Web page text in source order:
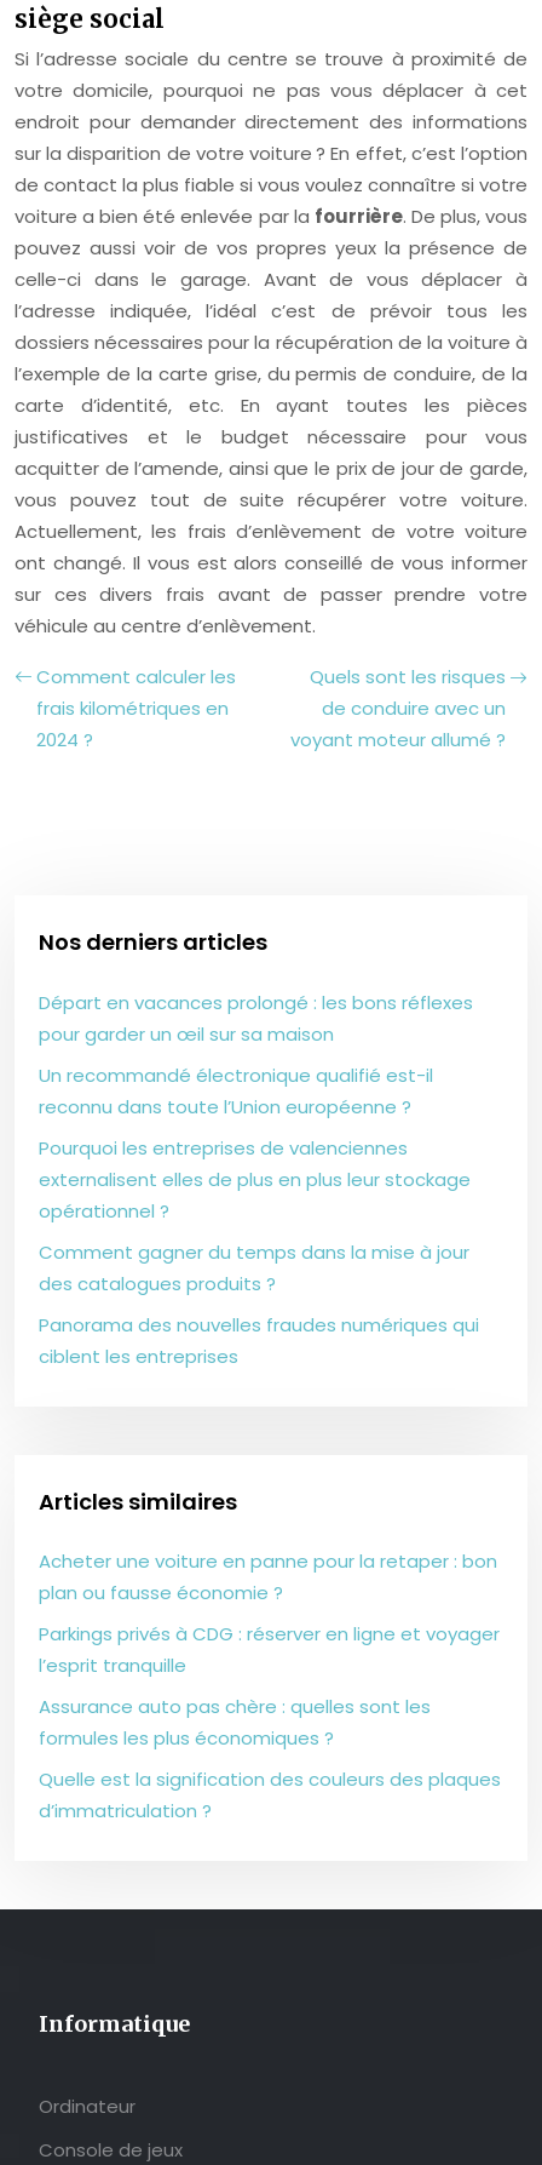
siège social
Si l’adresse sociale du centre se trouve à proximité de
votre domicile, pourquoi ne pas vous déplacer à cet
endroit pour demander directement des informations
sur la disparition de votre voiture ? En effet, c’est l’option
de contact la plus fiable si vous voulez connaître si votre
voiture a bien été enlevée par la fourrière. De plus, vous
pouvez aussi voir de vos propres yeux la présence de
celle-ci dans le garage. Avant de vous déplacer à
l’adresse indiquée, l’idéal c’est de prévoir tous les
dossiers nécessaires pour la récupération de la voiture à
l’exemple de la carte grise, du permis de conduire, de la
carte d’identité, etc. En ayant toutes les pièces
justificatives et le budget nécessaire pour vous
acquitter de l’amende, ainsi que le prix de jour de garde,
vous pouvez tout de suite récupérer votre voiture.
Actuellement, les frais d’enlèvement de votre voiture
ont changé. Il vous est alors conseillé de vous informer
sur ces divers frais avant de passer prendre votre
véhicule au centre d’enlèvement.
Comment calculer les
frais kilométriques en
2024 ?
Quels sont les risques
de conduire avec un
voyant moteur allumé ?
Nos derniers articles
Départ en vacances prolongé : les bons réflexes
pour garder un œil sur sa maison
Un recommandé électronique qualifié est-il
reconnu dans toute l’Union européenne ?
Pourquoi les entreprises de valenciennes
externalisent elles de plus en plus leur stockage
opérationnel ?
Comment gagner du temps dans la mise à jour
des catalogues produits ?
Panorama des nouvelles fraudes numériques qui
ciblent les entreprises
Articles similaires
Acheter une voiture en panne pour la retaper : bon
plan ou fausse économie ?
Parkings privés à CDG : réserver en ligne et voyager
l’esprit tranquille
Assurance auto pas chère : quelles sont les
formules les plus économiques ?
Quelle est la signification des couleurs des plaques
d’immatriculation ?
Informatique
Ordinateur
Console de jeux